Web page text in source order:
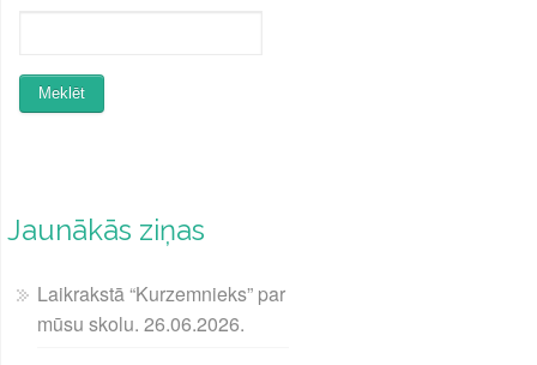
Jaunākās ziņas
Laikrakstā “Kurzemnieks” par
mūsu skolu. 26.06.2026.